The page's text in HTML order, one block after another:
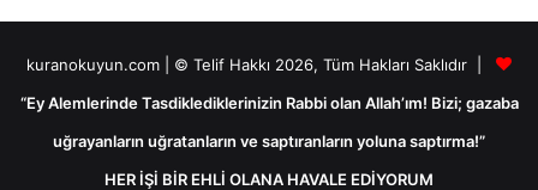
kuranokuyun.com | © Telif Hakkı 2026, Tüm Hakları Saklıdır |
“Ey Alemlerinde Tasdiklediklerinizin Rabbi olan Allah’ım! Bizi; gazaba
uğrayanların uğratanların ve saptıranların yoluna saptırma!”
HER İŞİ BİR EHLİ OLANA HAVALE EDİYORUM